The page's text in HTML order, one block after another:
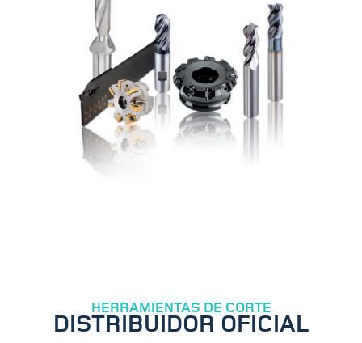
HERRAMIENTAS DE CORTE
DISTRIBUIDOR OFICIAL